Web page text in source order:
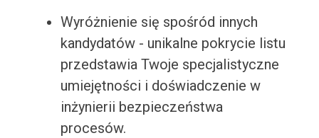
Wyróżnienie się spośród innych
kandydatów - unikalne pokrycie listu
przedstawia Twoje specjalistyczne
umiejętności i doświadczenie w
inżynierii bezpieczeństwa
procesów.